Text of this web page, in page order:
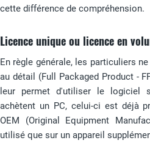
cette différence de compréhension.
Licence unique ou licence en
En règle générale, les particuliers
au détail (Full Packaged Product -
leur permet d'utiliser le logiciel
achètent un PC, celui-ci est déjà
OEM (Original Equipment
utilisé que sur un appareil